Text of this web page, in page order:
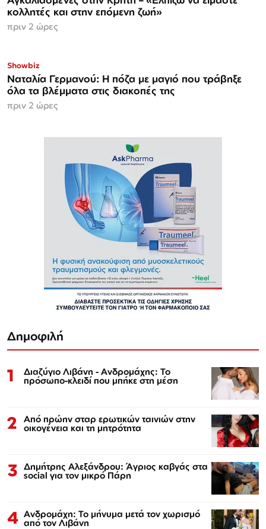
κολλητές και στην επόμενη ζωή»
πριν 2 ώρες
Showbiz
Ναταλία Γερμανού: Η πόζα με μαγιό που τράβηξε
όλα τα βλέμματα στις διακοπές της
πριν 2 ώρες
Δημοφιλή
1 Διαζύγιο Λιβάνη - Ανδρομάχης: Το
πρόσωπο-κλειδί που μπήκε στη μέση
2 Από πρώην σταρ ερωτικών ταινιών στην
οικογένεια και τη μητρότητα
3 Δημήτρης Αλεξάνδρου: Άγριος καβγάς στα
social για τον μικρό Πάρη
4 Ανδρομάχη: Το μήνυμα μετά τον χωρισμό
από τον Λιβάνη